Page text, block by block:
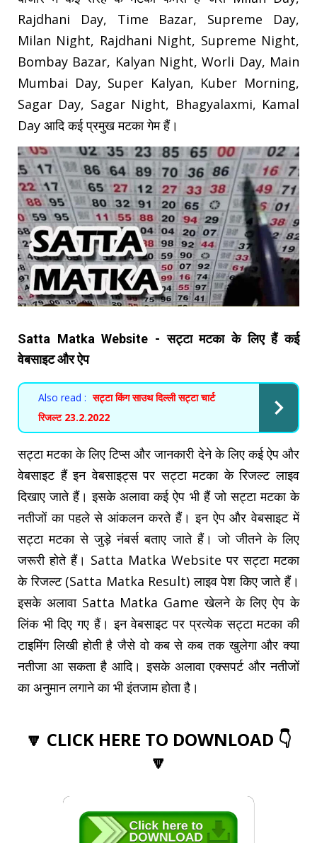
Rajdhani Day, Time Bazar, Supreme Day,
Milan Night, Rajdhani Night, Supreme Night,
Bombay Bazar, Kalyan Night, Worli Day, Main
Mumbai Day, Super Kalyan, Kuber Morning,
Sagar Day, Sagar Night, Bhagyalaxmi, Kamal
Day आदि कई प्रमुख मटका गेम हैं।
Satta Matka Website - सट्टा मटका के लिए हैं कई
वेबसाइट और ऐप
Also read : सट्टा किंग साउथ दिल्ली सट्टा चार्ट
रिजल्ट 23.2.2022
सट्टा मटका के लिए टिप्स और जानकारी देने के लिए कई ऐप और
वेबसाइट हैं इन वेबसाइट्स पर सट्टा मटका के रिजल्ट लाइव
दिखाए जाते हैं। इसके अलावा कई ऐप भी हैं जो सट्टा मटका के
नतीजों का पहले से आंकलन करते हैं। इन ऐप और वेबसाइट में
सट्टा मटका से जुड़े नंबर्स बताए जाते हैं। जो जीतने के लिए
जरूरी होते हैं। Satta Matka Website पर सट्टा मटका
के रिजल्ट (Satta Matka Result) लाइव पेश किए जाते हैं।
इसके अलावा Satta Matka Game खेलने के लिए ऐप के
लिंक भी दिए गए हैं। इन वेबसाइट पर प्रत्येक सट्टा मटका की
टाइमिंग लिखी होती है जैसे वो कब से कब तक खुलेगा और क्या
नतीजा आ सकता है आदि। इसके अलावा एक्सपर्ट और नतीजों
का अनुमान लगाने का भी इंतजाम होता है।
🔽 CLICK HERE TO DOWNLOAD 👇
🔽